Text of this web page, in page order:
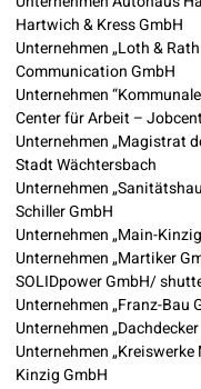
Hartwich & Kress GmbH
Unternehmen „Loth &
Communication GmbH
Unternehmen
Center für Arbeit –
Unternehmen „Magistrat
Stadt Wächtersbach
Unternehmen
Schiller GmbH
Unternehmen „Main-
Unternehmen „Martiker
SOLIDpower GmbH/
Unternehmen „Franz-
Unternehmen
Unternehmen
Kinzig GmbH